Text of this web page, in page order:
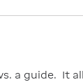
a guide.  It